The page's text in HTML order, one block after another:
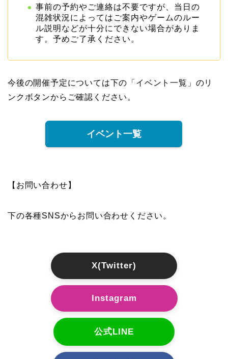
事前の予約やご連絡は不要ですが、当日の
混雑状況によってはご案内やゲームのルー
ル説明などが十分にできない場合がありま
す。予めご了承ください。
今後の開催予定については下の「イベント一覧」のリ
ンクボタンからご確認ください。
イベント一覧
【お問い合わせ】
下の各種SNSからお問い合わせください。
X(Twitter)
Instagram
公式LINE